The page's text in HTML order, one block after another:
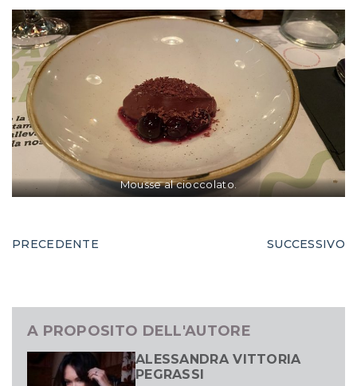
Mousse al cioccolato.
PRECEDENTE SUCCESSIVO
A PROPOSITO DELL'AUTORE
ALESSANDRA VITTORIA
PEGRASSI